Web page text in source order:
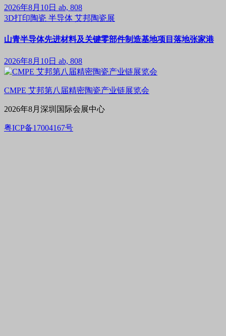
2026年8月10日 ab, 808
3D打印陶瓷 半导体 艾邦陶瓷展
山青半导体先进材料及关键零部件制造基地项目落地张家港
2026年8月10日 ab, 808
CMPE 艾邦第八届精密陶瓷产业链展览会
2026年8月深圳国际会展中心
粤ICP备17004167号